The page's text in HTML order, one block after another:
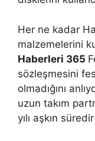
Her ne kadar
malzemelerini
Haberleri 365
sözleşmesini
olmadığını
uzun takım
yılı aşkın